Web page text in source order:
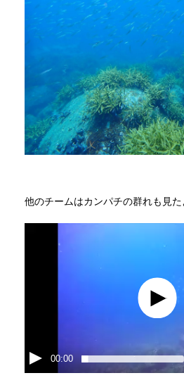
他のチームはカンパチの群れも見た
00:00